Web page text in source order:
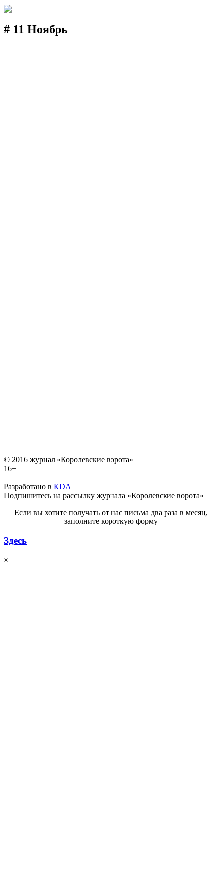
# 11 Ноябрь
© 2016 журнал «Королевские ворота»
16+
Разработано в KDA
Подпишитесь на рассылку журнала «Королевские ворота»
Если вы хотите получать от нас письма два раза в месяц,
заполните короткую форму
Здесь
×